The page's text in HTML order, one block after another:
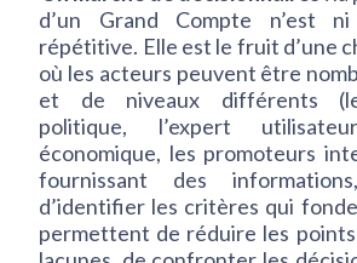
d’un Grand Compte n’est
répétitive. Elle est le fruit d’une
où les acteurs peuvent être
et de niveaux différents (le
politique, l’expert
économique, les promoteurs
fournissant des
d’identifier les critères qui
permettent de réduire les